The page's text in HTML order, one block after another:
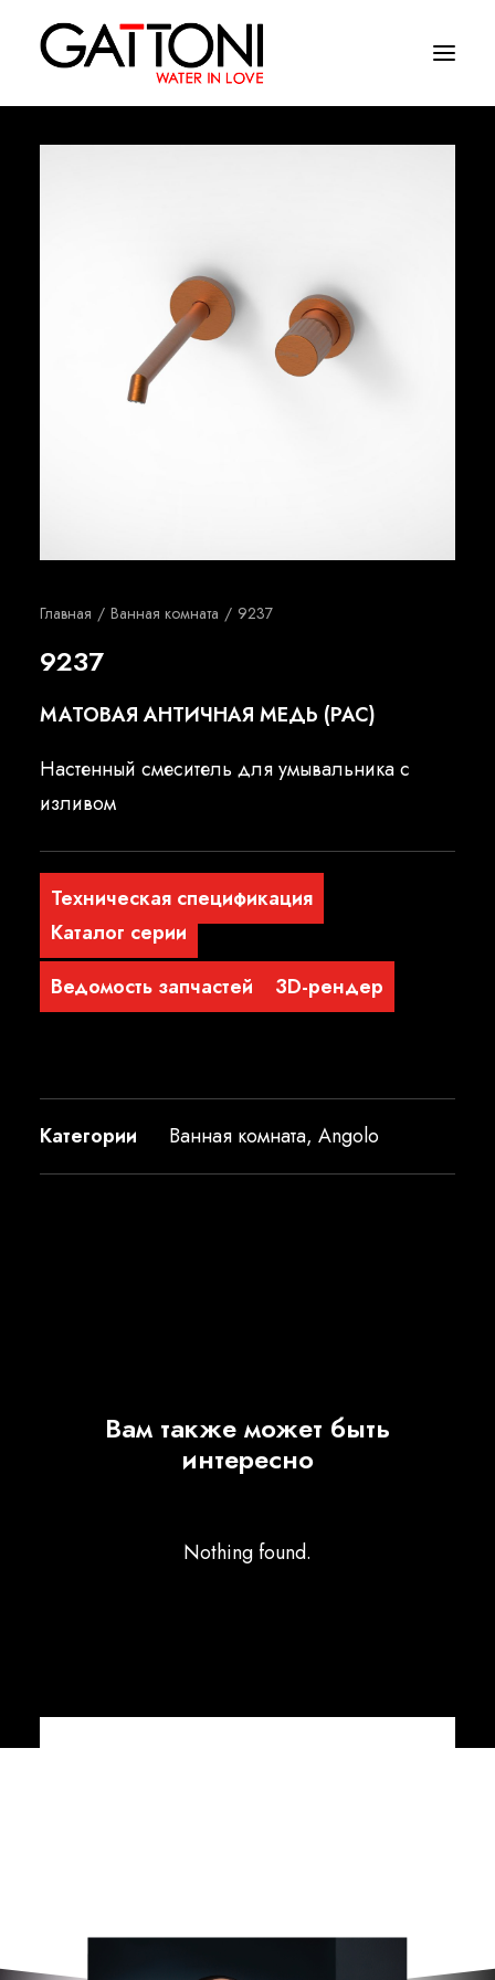
Где купить
Главная Ванная комната 9237
9237
МАТОВАЯ АНТИЧНАЯ МЕДЬ (PAC)
Настенный смеситель для умывальника с
изливом
Техническая спецификация
Каталог серии
Ведомость запчастей
3D-рендер
Категории Ванная комната, Angolo
Вам также может быть
интересно
Nothing found.